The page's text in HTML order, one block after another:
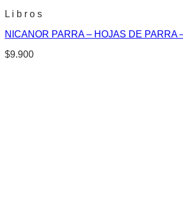
L i b r o s
NICANOR PARRA – HOJAS DE PARRA
$9.900